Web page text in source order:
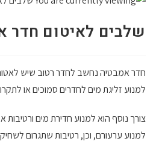
שלבים לאיטום חדר
חדר אמבטיה נחשב לחדר רטוב שיש
למנוע זליגת מים לחדרים סמוכים או
צורך נוסף הוא למנוע חדירת מים
למנוע ערעורם, וכן, רטיבות שתגרום